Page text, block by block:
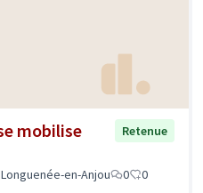
mobilise
Retenue
en-Anjou 0 0